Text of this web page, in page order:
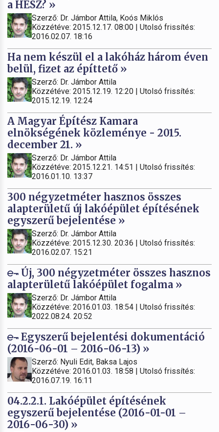
a HÉSZ? »
Szerző: Dr. Jámbor Attila, Koós Miklós
Közzétéve: 2015.12.17. 08:00 | Utolsó frissítés:
2016.02.07. 18:16
Ha nem készül el a lakóház három éven
belül, fizet az építtető »
Szerző: Dr. Jámbor Attila
Közzétéve: 2015.12.19. 12:20 | Utolsó frissítés:
2015.12.19. 12:24
A Magyar Építész Kamara
elnökségének közleménye - 2015.
december 21. »
Szerző: Dr. Jámbor Attila
Közzétéve: 2015.12.21. 14:51 | Utolsó frissítés:
2016.01.10. 13:37
300 négyzetméter hasznos összes
alapterületű új lakóépület építésének
egyszerű bejelentése »
Szerző: Dr. Jámbor Attila
Közzétéve: 2015.12.30. 20:36 | Utolsó frissítés:
2016.02.07. 15:21
Új, 300 négyzetméter összes hasznos
alapterületű lakóépület fogalma »
Szerző: Dr. Jámbor Attila
Közzétéve: 2016.01.03. 18:54 | Utolsó frissítés:
2022.08.24. 20:52
Egyszerű bejelentési dokumentáció
(2016-06-01 – 2016-06-13) »
Szerző: Nyuli Edit, Baksa Lajos
Közzétéve: 2016.01.03. 18:58 | Utolsó frissítés:
2016.07.19. 16:11
04.2.2.1. Lakóépület építésének
egyszerű bejelentése (2016-01-01 –
2016-06-30) »